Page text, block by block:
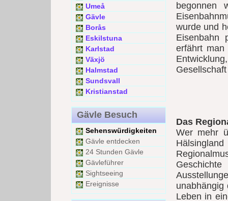
Umeå
Gävle
Borås
Eskilstuna
Karlstad
Växjö
Halmstad
Sundsvall
Kristianstad
Gävle Besuch
Sehenswürdigkeiten
Gävle entdecken
24 Stunden Gävle
Gävleführer
Sightseeing
Ereignisse
begonnen
wurde und
Eisenbahn
erfährt
Das
Wer mehr
Leben in